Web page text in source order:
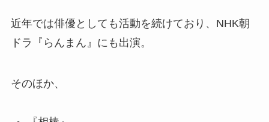
近年では俳優としても活動を続けており、NHK朝
ドラ『らんまん』にも出演。
そのほか、